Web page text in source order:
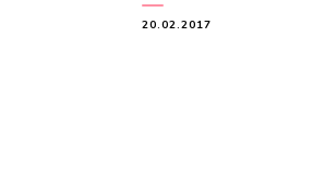
20.02.2017